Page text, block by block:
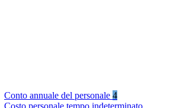
Conto annuale del personale 4